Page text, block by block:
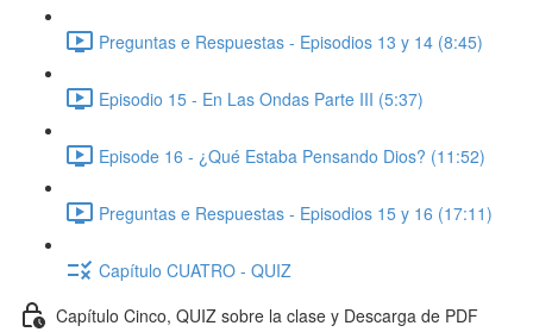
Preguntas e Respuestas - Episodios 13 y 14 (8:45)
Episodio 15 - En Las Ondas Parte III (5:37)
Episode 16 - ¿Qué Estaba Pensando Dios? (11:52)
Preguntas e Respuestas - Episodios 15 y 16 (17:11)
Capítulo CUATRO - QUIZ
Capítulo Cinco, QUIZ sobre la clase y Descarga de PDF